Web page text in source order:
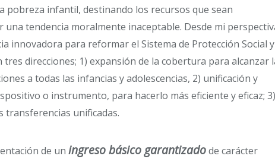
pobreza infantil, destinando los recursos que sean
tendencia moralmente inaceptable. Desde mi
innovadora para reformar el Sistema de Protección Social y
direcciones; 1) expansión de la cobertura para alcanzar
a todas las infancias y adolescencias, 2) unificación y
o instrumento, para hacerlo más eficiente y eficaz; 3)
transferencias unificadas.
de un ingreso básico garantizadode carácter